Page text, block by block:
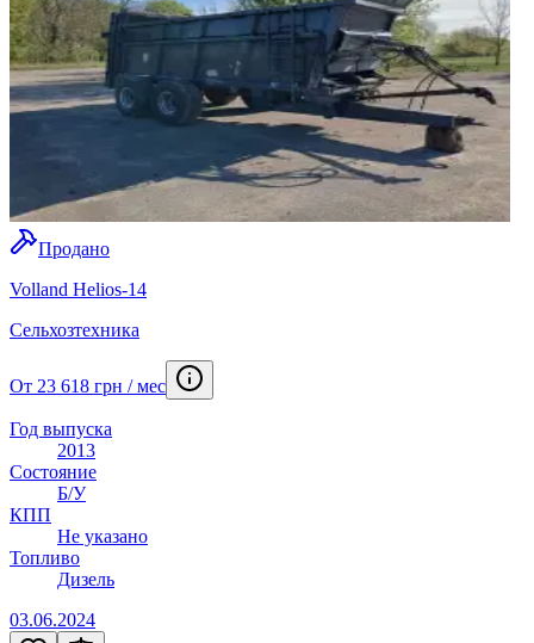
Продано
Volland Helios-14
Сельхозтехника
От 23 618 грн / мес
Год выпуска
2013
Состояние
Б/У
КПП
Не указано
Топливо
Дизель
03.06.2024